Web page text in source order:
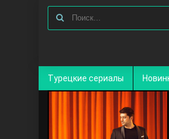
Турецкие сериалы